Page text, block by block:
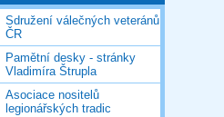
Sdružení válečných veteránů
ČR
Pamětní desky - stránky
Vladimíra Štrupla
Asociace nositelů
legionářských tradic